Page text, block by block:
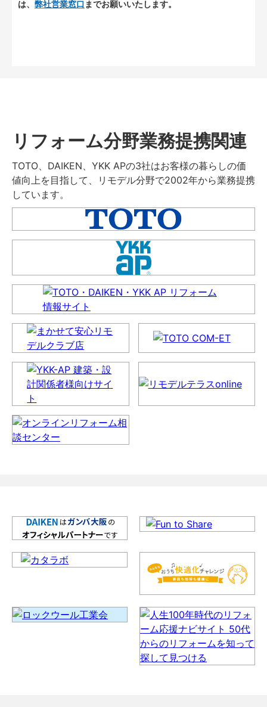
は、 弊社営業窓口 までお願いいたします。
リフォーム分野業務提携関連
TOTO、DAIKEN、YKK APの3社はお客様の暮らしの価
値向上を目指して、リモデル分野で2002年から業務提携
しています。